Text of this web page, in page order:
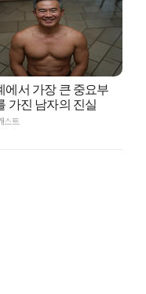
에서 가장 큰 중요부
가진 남자의 진실
스트